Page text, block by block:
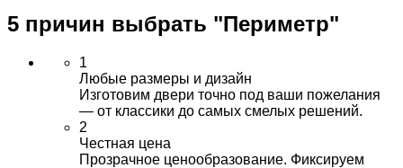
5 причин выбрать "Периметр"
1
Любые размеры и дизайн
Изготовим двери точно под ваши пожелания
— от классики до самых смелых решений.
2
Честная цена
Прозрачное ценообразование. Фиксируем